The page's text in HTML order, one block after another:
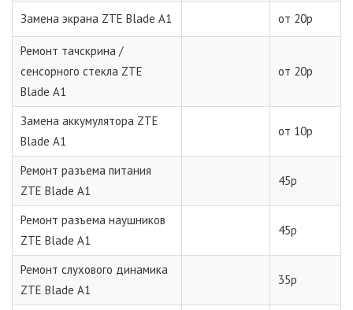
Замена экрана ZTE Blade A1 от 20р
Ремонт тачскрина /
сенсорного стекла ZTE
Blade A1
от 20р
Замена аккумулятора ZTE
Blade A1
от 10р
Ремонт разъема питания
ZTE Blade A1
45р
Ремонт разъема наушников
ZTE Blade A1
45р
Ремонт слухового динамика
ZTE Blade A1
35р